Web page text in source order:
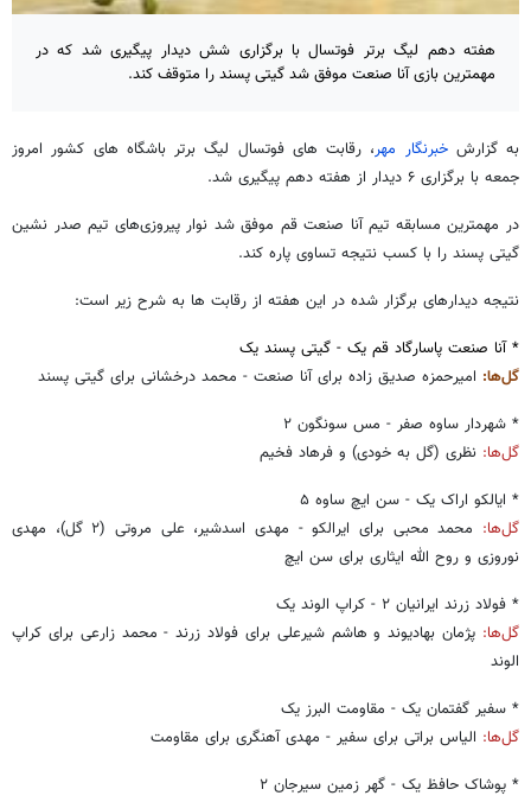
هفته دهم لیگ برتر فوتسال با برگزاری شش دیدار پیگیری شد که در
مهمترین بازی آنا صنعت موفق شد گیتی پسند را متوقف کند.
به گزارشخبرنگار مهر، رقابت های فوتسال لیگ برتر باشگاه های کشور امروز
جمعه با برگزاری ۶ دیدار از هفته دهم پیگیری شد.
در مهمترین مسابقه تیم آنا صنعت قم موفق شد نوار پیروزی‌های تیم صدر نشین
گیتی پسند را با کسب نتیجه تساوی پاره کند.
نتیجه دیدارهای برگزار شده در این هفته از رقابت ها به شرح زیر است:
* آنا صنعت پاسارگاد قم یک - گیتی پسند یک
گل‌ها: امیرحمزه صدیق زاده برای آنا صنعت - محمد درخشانی برای گیتی پسند
* شهردار ساوه صفر - مس سونگون ۲
گل‌ها: نظری (گل به خودی) و فرهاد فخیم
* ایالکو اراک یک - سن ایچ ساوه ۵
گل‌ها:
محمد محبی برای ایرالکو - مهدی اسدشیر، علی مروتی (۲ گل)، مهدی
نوروزی و روح الله ایثاری برای سن ایچ
* فولاد زرند ایرانیان ۲ - کراپ الوند یک
گل‌ها: پژمان بهادیوند و هاشم شیرعلی برای فولاد زرند - محمد زارعی برای کراپ
الوند
* سفیر گفتمان یک - مقاومت البرز یک
گل‌ها: الیاس براتی برای سفیر - مهدی آهنگری برای مقاومت
* پوشاک حافظ یک - گهر زمین سیرجان ۲